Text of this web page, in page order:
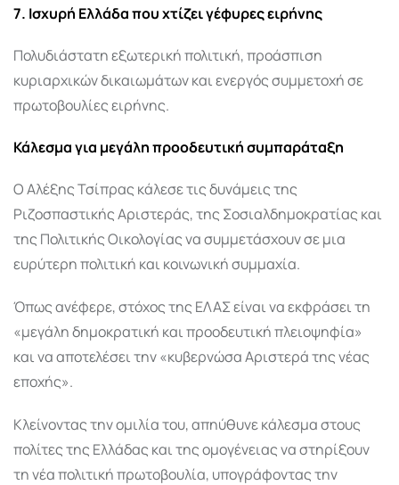
7. Ισχυρή Ελλάδα που χτίζει γέφυρες ειρήνης
Πολυδιάστατη εξωτερική πολιτική, προάσπιση
κυριαρχικών δικαιωμάτων και ενεργός συμμετοχή σε
πρωτοβουλίες ειρήνης.
Κάλεσμα για μεγάλη προοδευτική συμπαράταξη
Ο Αλέξης Τσίπρας κάλεσε τις δυνάμεις της
Ριζοσπαστικής Αριστεράς, της Σοσιαλδημοκρατίας και
της Πολιτικής Οικολογίας να συμμετάσχουν σε μια
ευρύτερη πολιτική και κοινωνική συμμαχία.
Όπως ανέφερε, στόχος της ΕΛΑΣ είναι να εκφράσει τη
«μεγάλη δημοκρατική και προοδευτική πλειοψηφία»
και να αποτελέσει την «κυβερνώσα Αριστερά της νέας
εποχής».
Κλείνοντας την ομιλία του, απηύθυνε κάλεσμα στους
πολίτες της Ελλάδας και της ομογένειας να στηρίξουν
τη νέα πολιτική πρωτοβουλία, υπογράφοντας την